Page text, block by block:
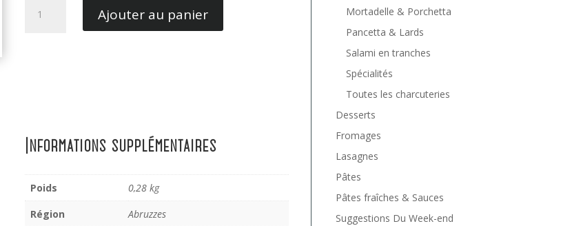
Ajouter au panier
Informations supplémentaires
Poids
0,28 kg
Région
Abruzzes
Mortadelle & Porchetta
Pancetta & Lards
Salami en tranches
Spécialités
Toutes les charcuteries
Desserts
Fromages
Lasagnes
Pâtes
Pâtes fraîches & Sauces
Suggestions Du Week-end